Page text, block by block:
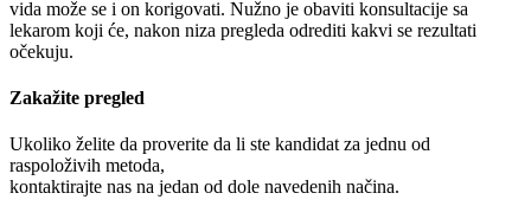
vida može se i on korigovati. Nužno je obaviti konsultacije sa
lekarom koji će, nakon niza pregleda odrediti kakvi se rezultati
očekuju.
Zakažite pregled
Ukoliko želite da proverite da li ste kandidat za jednu od
raspoloživih metoda,
kontaktirajte nas na jedan od dole navedenih načina.